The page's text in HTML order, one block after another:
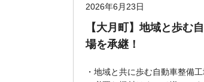
2026年6月23日
【大月町】地域と歩む
場を承継！
・地域と共に歩む自動車整備